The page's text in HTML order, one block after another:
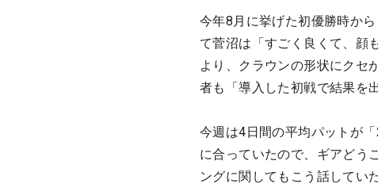
今年8月に挙げた初優勝時か
て菅沼は「すごく良くて、顔
より、クラウンの形状にクセ
者も「導入した初戦で結果を
今週は4日間の平均パットが
に合っていたので、ギアどう
ングに関してもこう話していた